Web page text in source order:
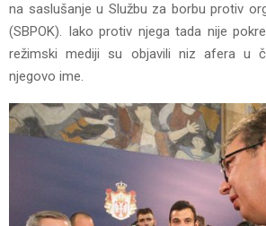
na saslušanje u Službu za borbu protiv
(SBPOK). Iako protiv njega tada nije
režimski mediji su objavili niz afera u
njegovo ime.